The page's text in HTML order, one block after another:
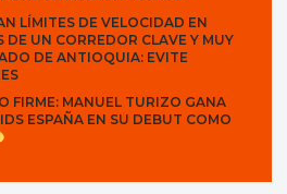
LÍMITES DE VELOCIDAD EN
DE UN CORREDOR CLAVE Y MUY
DE ANTIOQUIA: EVITE
FIRME: MANUEL TURIZO GANA
ESPAÑA EN SU DEBUT COMO